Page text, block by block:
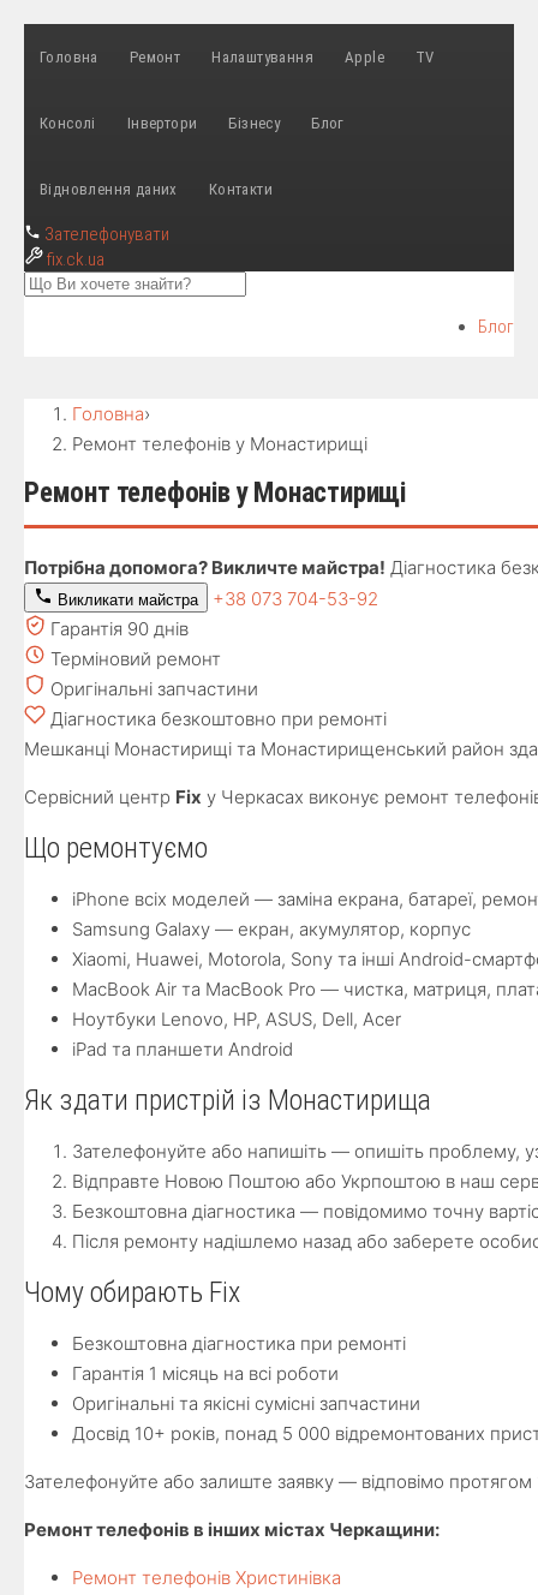
Головна Ремонт Налаштування Apple TV
Консолі Інвертори Бізнесу Блог
Відновлення даних Контакти
Зателефонувати
fix.ck.ua
Блог
Головна›
Ремонт телефонів у Монастирищі
Ремонт телефонів у Монастирищі
Потрібна допомога? Викличте майстра! Діагностика
Викликати майстра
+38 073 704-53-92
Гарантія 90 днів
Терміновий ремонт
Оригінальні запчастини
Діагностика безкоштовно при ремонті
Мешканці Монастирищі та Монастирищенський район
Сервісний центр Fix у Черкасах виконує ремонт
Що ремонтуємо
iPhone всіх моделей — заміна екрана, батареї,
Samsung Galaxy — екран, акумулятор, корпус
Xiaomi, Huawei, Motorola, Sony та інші Android-
MacBook Air та MacBook Pro — чистка, матриця,
Ноутбуки Lenovo, HP, ASUS, Dell, Acer
iPad та планшети Android
Як здати пристрій із Монастирища
Зателефонуйте або напишіть — опишіть проблему,
Відправте Новою Поштою або Укрпоштою в наш
Безкоштовна діагностика — повідомимо точну
Після ремонту надішлемо назад або заберете
Чому обирають Fix
Безкоштовна діагностика при ремонті
Гарантія 1 місяць на всі роботи
Оригінальні та якісні сумісні запчастини
Досвід 10+ років, понад 5 000 відремонтованих
Зателефонуйте або залиште заявку — відповімо
Ремонт телефонів в інших містах Черкащини:
Ремонт телефонів Христинівка